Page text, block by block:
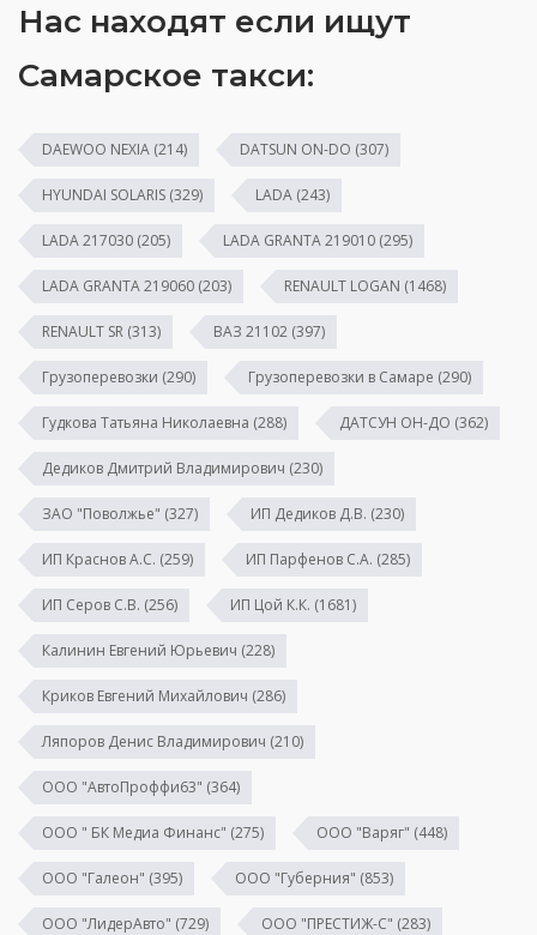
Нас находят если ищут
Самарское такси:
DAEWOO NEXIA (214) DATSUN ON-DO (307)
HYUNDAI SOLARIS (329) LADA (243)
LADA 217030 (205) LADA GRANTA 219010 (295)
LADA GRANTA 219060 (203) RENAULT LOGAN (1468)
RENAULT SR (313) ВАЗ 21102 (397)
Грузоперевозки (290) Грузоперевозки в Самаре (290)
Гудкова Татьяна Николаевна (288) ДАТСУН ОН-ДО (362)
Дедиков Дмитрий Владимирович (230)
ЗАО "Поволжье" (327) ИП Дедиков Д.В. (230)
ИП Краснов А.С. (259) ИП Парфенов С.А. (285)
ИП Серов С.В. (256) ИП Цой К.К. (1681)
Калинин Евгений Юрьевич (228)
Криков Евгений Михайлович (286)
Ляпоров Денис Владимирович (210)
ООО "АвтоПроффи63" (364)
ООО " БК Медиа Финанс" (275) ООО "Варяг" (448)
ООО "Галеон" (395) ООО "Губерния" (853)
ООО "ЛидерАвто" (729) ООО "ПРЕСТИЖ-С" (283)